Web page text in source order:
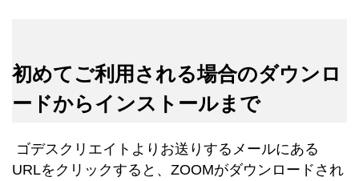
初めてご利用される場合のダウンロ
ードからインストールまで
ゴデスクリエイトよりお送りするメールにある
URLをクリックすると、ZOOMがダウンロードされ